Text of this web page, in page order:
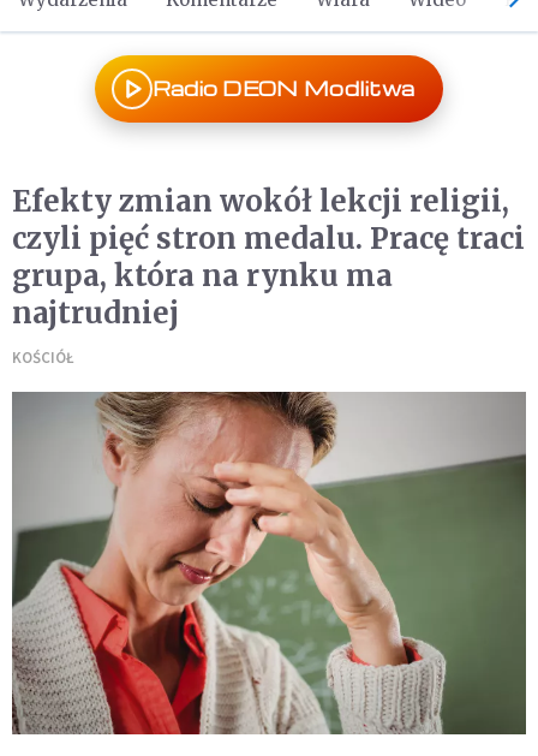
Radio DEON Modlitwa
Efekty zmian wokół lekcji religii,
czyli pięć stron medalu. Pracę traci
grupa, która na rynku ma
najtrudniej
KOŚCIÓŁ